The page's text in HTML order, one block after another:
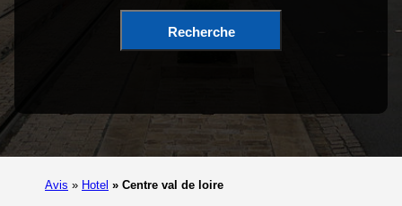
Recherche
Avis » Hotel » Centre val de loire